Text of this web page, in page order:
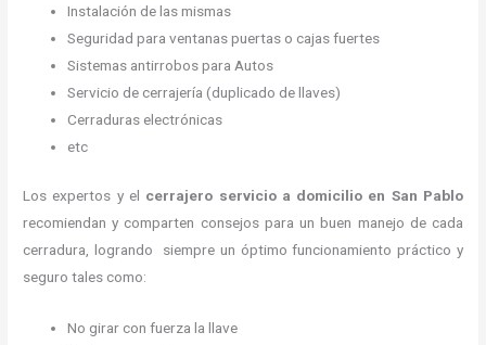
Instalación de las mismas
Seguridad para ventanas puertas o cajas fuertes
Sistemas antirrobos para Autos
Servicio de cerrajería (duplicado de llaves)
Cerraduras electrónicas
etc
Los expertos y el cerrajero servicio a domicilio en San Pablo
recomiendan y comparten consejos para un buen manejo de cada
cerradura, logrando siempre un óptimo funcionamiento práctico y
seguro tales como:
No girar con fuerza la llave